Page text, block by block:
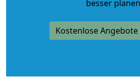
besser
Kostenlose